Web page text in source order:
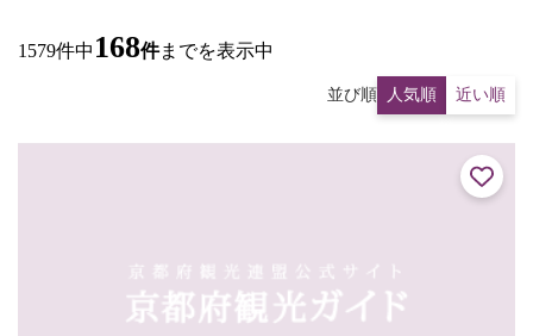
1579件中 168件までを表示中
並び順 人気順 近い順